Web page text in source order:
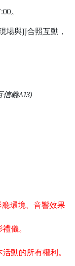
。
場與JJ合照互動，
義A13)
環境、音響效果
儀。
動的所有權利。